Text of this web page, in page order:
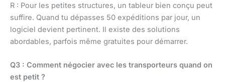
R : Pour les petites structures, un tableur bien conçu peut
suffire. Quand tu dépasses 50 expéditions par jour, un
logiciel devient pertinent. Il existe des solutions
abordables, parfois même gratuites pour démarrer.
Q3 : Comment négocier avec les transporteurs quand on
est petit ?